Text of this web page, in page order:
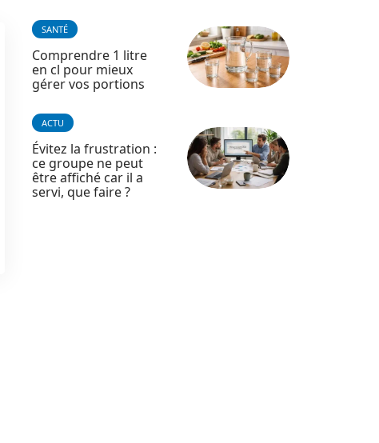
SANTÉ
Comprendre 1 litre
en cl pour mieux
gérer vos portions
ACTU
Évitez la frustration :
ce groupe ne peut
être affiché car il a
servi, que faire ?